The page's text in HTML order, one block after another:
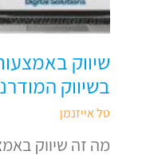
שיווק
בשיווק
טל אייזנמן
מה זה שיווק